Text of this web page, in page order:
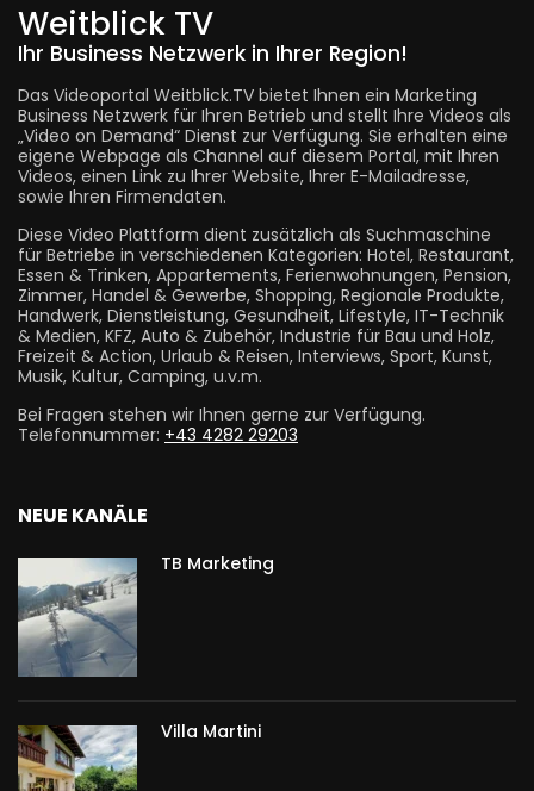
Weitblick TV
Ihr Business Netzwerk in Ihrer Region!
Das Videoportal Weitblick.TV bietet Ihnen ein Marketing
Business Netzwerk für Ihren Betrieb und stellt Ihre Videos als
„Video on Demand“ Dienst zur Verfügung. Sie erhalten eine
eigene Webpage als Channel auf diesem Portal, mit Ihren
Videos, einen Link zu Ihrer Website, Ihrer E-Mailadresse,
sowie Ihren Firmendaten.
Diese Video Plattform dient zusätzlich als Suchmaschine
für Betriebe in verschiedenen Kategorien: Hotel, Restaurant,
Essen & Trinken, Appartements, Ferienwohnungen, Pension,
Zimmer, Handel & Gewerbe, Shopping, Regionale Produkte,
Handwerk, Dienstleistung, Gesundheit, Lifestyle, IT-Technik
& Medien, KFZ, Auto & Zubehör, Industrie für Bau und Holz,
Freizeit & Action, Urlaub & Reisen, Interviews, Sport, Kunst,
Musik, Kultur, Camping, u.v.m.
Bei Fragen stehen wir Ihnen gerne zur Verfügung.
Telefonnummer: +43 4282 29203
NEUE KANÄLE
TB Marketing
Villa Martini